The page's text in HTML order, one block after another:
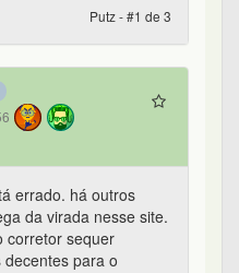
Putz - #1 de 3
errado. há outros
da virada nesse site.
corretor sequer
para o